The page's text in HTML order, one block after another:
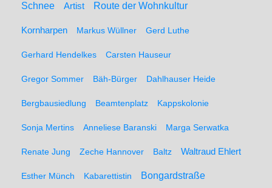
Schnee Artist Route der Wohnkultur
Kornharpen Markus Wüllner Gerd Luthe
Gerhard Hendelkes Carsten Hauseur
Gregor Sommer Bäh-Bürger Dahlhauser Heide
Bergbausiedlung Beamtenplatz Kappskolonie
Sonja Mertins Anneliese Baranski Marga Serwatka
Renate Jung Zeche Hannover Baltz Waltraud Ehlert
Esther Münch Kabarettistin Bongardstraße